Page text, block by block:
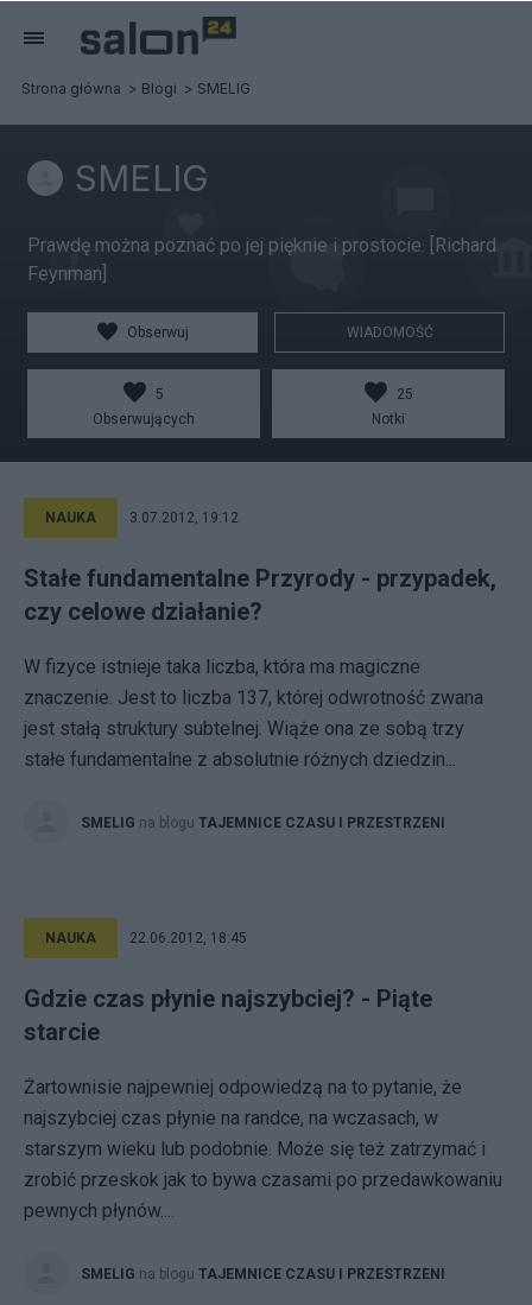
Strona główna Blogi SMELIG
SMELIG
Prawdę można poznać po jej pięknie i prostocie. [Richard
Feynman]
Obserwuj WIADOMOŚĆ
5
Obserwujących
25
Notki
NAUKA 3.07.2012, 19:12
Stałe fundamentalne Przyrody - przypadek,
czy celowe działanie?
W fizyce istnieje taka liczba, która ma magiczne
znaczenie. Jest to liczba 137, której odwrotność zwana
jest stałą struktury subtelnej. Wiąże ona ze sobą trzy
stałe fundamentalne z absolutnie różnych dziedzin...
SMELIG na blogu TAJEMNICE CZASU I PRZESTRZENI
NAUKA 22.06.2012, 18:45
Gdzie czas płynie najszybciej? - Piąte
starcie
Żartownisie najpewniej odpowiedzą na to pytanie, że
najszybciej czas płynie na randce, na wczasach, w
starszym wieku lub podobnie. Może się też zatrzymać i
zrobić przeskok jak to bywa czasami po przedawkowaniu
pewnych płynów....
SMELIG na blogu TAJEMNICE CZASU I PRZESTRZENI